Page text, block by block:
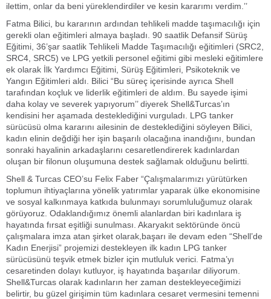
ilettim, onlar da beni yüreklendirdiler ve kesin kararımı verdim.’’
Fatma Bilici, bu kararının ardından tehlikeli madde taşımacılığı için
gerekli olan eğitimleri almaya başladı. 90 saatlik Defansif Sürüş
Eğitimi, 36’şar saatlik Tehlikeli Madde Taşımacılığı eğitimleri (SRC2,
SRC4, SRC5) ve LPG yetkili personel eğitimi gibi mesleki eğitimlere
ek olarak İlk Yardımcı Eğitimi, Sürüş Eğitimleri, Psikoteknik ve
Yangın Eğitimleri aldı. Bilici “Bu süreç içerisinde ayrıca Shell
tarafından koçluk ve liderlik eğitimleri de aldım. Bu sayede işimi
daha kolay ve severek yapıyorum’’ diyerek Shell&Turcas’ın
kendisini her aşamada desteklediğini vurguladı. LPG tanker
sürücüsü olma kararını ailesinin de desteklediğini söyleyen Bilici,
kadın elinin değdiği her işin başarılı olacağına inandığını, bundan
sonraki hayalinin arkadaşlarını cesaretlendirerek kadınlardan
oluşan bir filonun oluşumuna destek sağlamak olduğunu belirtti.
Shell & Turcas CEO’su Felix Faber “Çalışmalarımızı yürütürken
toplumun ihtiyaçlarına yönelik yatırımlar yaparak ülke ekonomisine
ve sosyal kalkınmaya katkıda bulunmayı sorumluluğumuz olarak
görüyoruz. Odaklandığımız önemli alanlardan biri kadınlara iş
hayatında fırsat eşitliği sunulması. Akaryakıt sektöründe öncü
çalışmalara imza atan şirket olarak,başarı ile devam eden “Shell’de
Kadın Enerjisi” projemizi destekleyen ilk kadın LPG tanker
sürücüsünü teşvik etmek bizler için mutluluk verici. Fatma’yı
cesaretinden dolayı kutluyor, iş hayatında başarılar diliyorum.
Shell&Turcas olarak kadınların her zaman destekleyeceğimizi
belirtir, bu güzel girişimin tüm kadınlara cesaret vermesini temenni